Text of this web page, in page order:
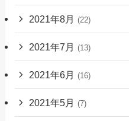
2021年8月 (22)
2021年7月 (13)
2021年6月 (16)
2021年5月 (7)